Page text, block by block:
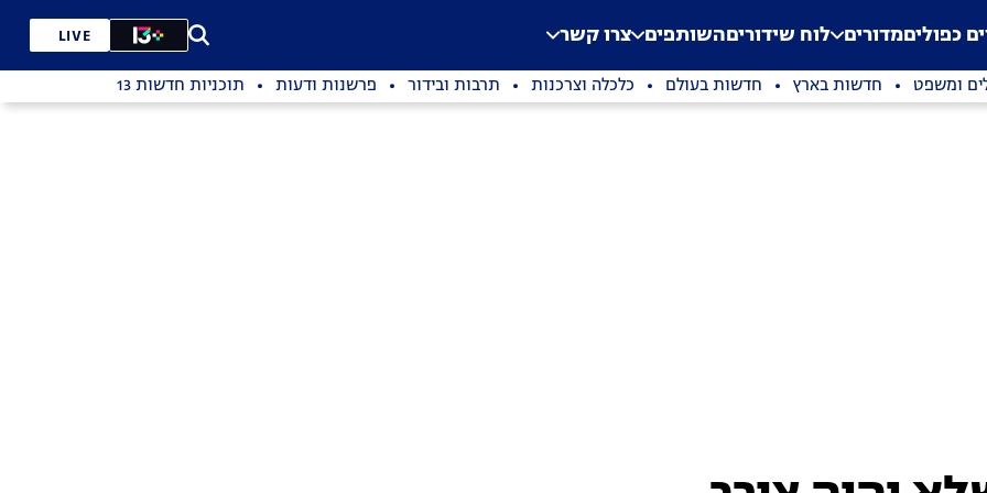
Application error: a
. כפוליםמדורים לוח שידוריםהשותפים צרו קשר LIVE
ומשפט חדשות בארץ חדשות בעולם כלכלה וצרכנות תרבות ובידור פרשנות ודעות תוכניות חדשות 13